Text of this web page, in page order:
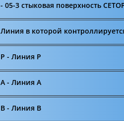
- 05-3 стыковая поверхность
Линия в которой
P - Линия P
A - Линия A
B - Линия B